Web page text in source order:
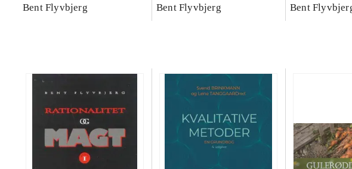
konkretes videnskab
Bent Flyvbjerg
konkretes videnskab
Bent Flyvbjerg
konkretes
Bent